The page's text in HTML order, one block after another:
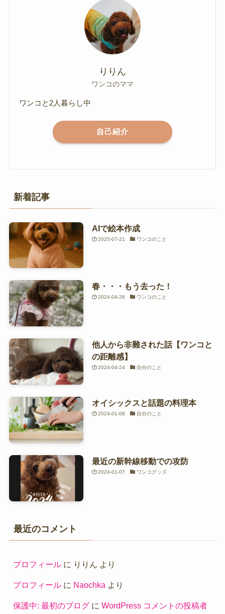
りりん
ワンコのママ
ワンコと2人暮らし中
自己紹介
新着記事
AIで絵本作成
2025-07-21 ワンコのこと
春・・・もう去った！
2024-04-26 ワンコのこと
他人から非難された話【ワンコと
の距離感】
2024-04-24 自分のこと
オイシックスと話題の料理本
2024-01-08 自分のこと
最近の新幹線移動での攻防
2024-01-07 ワンコグッズ
最近のコメント
プロフィールに りりん より
プロフィールに Naochka より
保護中: 最初のブログに WordPress コメントの投稿者